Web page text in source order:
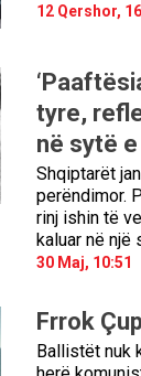
12 Qershor,
tyre,
në sytë
Shqiptarët
perëndimor.
rinj ishin të
kaluar në një
30 Maj, 10:51
Frrok
Ballistët nuk